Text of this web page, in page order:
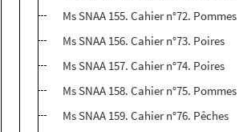
Ms SNAA 155. Cahier n°72. Pommes
Ms SNAA 156. Cahier n°73. Poires
Ms SNAA 157. Cahier n°74. Poires
Ms SNAA 158. Cahier n°75. Pommes
Ms SNAA 159. Cahier n°76. Pêches